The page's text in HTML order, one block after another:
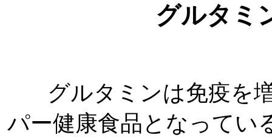
グルタミ
グルタミンは免疫を増
パー健康食品となってい